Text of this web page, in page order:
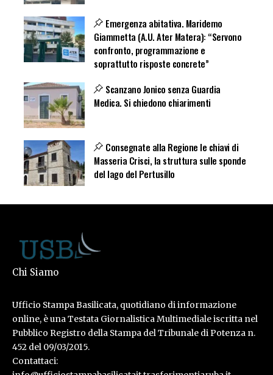
Emergenza abitativa. Maridemo
Giammetta (A.U. Ater Matera): “Servono
confronto, programmazione e
soprattutto risposte concrete”
Scanzano Jonico senza Guardia
Medica. Si chiedono chiarimenti
Consegnate alla Regione le chiavi di
Masseria Crisci, la struttura sulle sponde
del lago del Pertusillo
Chi Siamo
Ufficio Stampa Basilicata, quotidiano di informazione
online, è una Testata Giornalistica Multimediale iscritta nel
Pubblico Registro della Stampa del Tribunale di Potenza n.
452 del 09/03/2015.
Contattaci: